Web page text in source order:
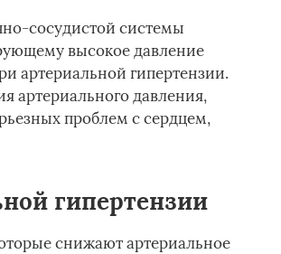
сосудистой системы
высокое давление
артериальной гипертензии.
артериального давления,
проблем с сердцем,
гипертензии
снижают артериальное